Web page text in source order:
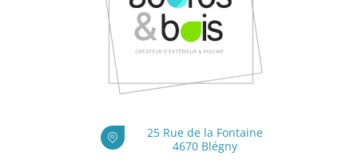
25 Rue de la Fontaine
4670 Blégny